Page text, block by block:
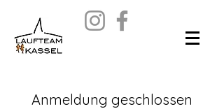
Anmeldung geschlossen